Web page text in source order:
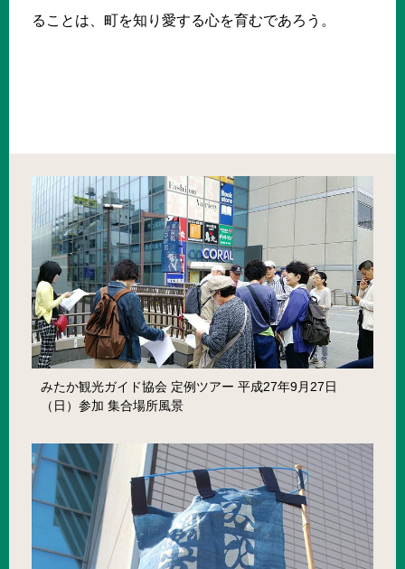
ることは、町を知り愛する心を育むであろう。
みたか観光ガイド協会 定例ツアー 平成27年9月27日
（日）参加 集合場所風景